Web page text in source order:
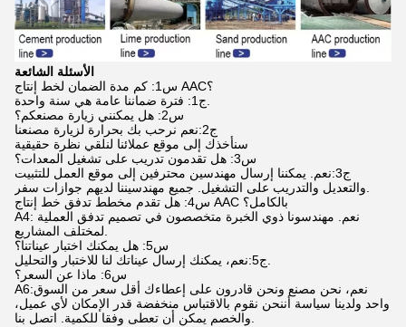
الأسئلة الشائعة
س1: كم مدة الضمان لخط إنتاج AAC؟
ج1: فترة ضماننا عامة هي سنة واحدة.
س2: هل يمكنني زيارة مصنعكم؟
ج2:نعم نرحب بك بحرارة لزيارة مصنعنا
سنأخذك إلى موقع عملائنا لنلقي نظرة حقيقية
س3: هل تقدمون تدريب على تشغيل المعدات؟
ج3:نعم. يمكننا إرسال مهندسين محترفين إلى موقع العمل للتثبيت
والتعديل والتدريب على التشغيل. جميع مهندسيننا لديهم جوازات سفر.
س4: هل تقدم مخطط تدفق خط إنتاج AAC بالكامل؟
A4: نعم. مهندسونا ذوي الخبرة متخصصون في تصميم تدفق العملية
لمختلف المشاريع.
س5: هل يمكنك اختبار عيناتنا؟
ج5:نعم، يمكنك إرسال عيناتك لنا للاختبار والتحليل.
س6: ماذا عن السعر؟
A6:نعم، نحن مصنع ونحن قادرون على إعطاءك أقل سعر من السوق
واحد ولدينا سياسة أننحن نقوم بالاقتباس منخفضة قدر الإمكان لأي عميل،
والخصم يمكن أن تعطى وفقا للكمية. اتصل بنا.